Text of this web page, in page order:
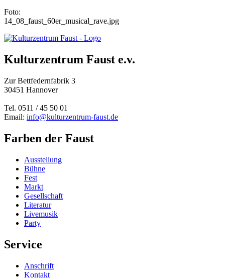
Foto:
14_08_faust_60er_musical_rave.jpg
Kulturzentrum Faust e.v.
Zur Bettfedernfabrik 3
30451 Hannover
Tel. 0511 / 45 50 01
Email: info@kulturzentrum-faust.de
Farben der Faust
Ausstellung
Bühne
Fest
Markt
Gesellschaft
Literatur
Livemusik
Party
Service
Anschrift
Kontakt